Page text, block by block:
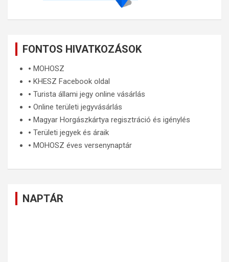
FONTOS HIVATKOZÁSOK
🞄 MOHOSZ
🞄 KHESZ Facebook oldal
🞄 Turista állami jegy online vásárlás
🞄 Online területi jegyvásárlás
🞄 Magyar Horgászkártya regisztráció és igénylés
🞄 Területi jegyek és áraik
🞄 MOHOSZ éves versenynaptár
NAPTÁR